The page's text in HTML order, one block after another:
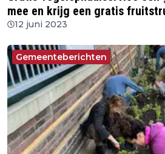
mee en krijg een gratis
12 juni 2023
Gemeenteberichten